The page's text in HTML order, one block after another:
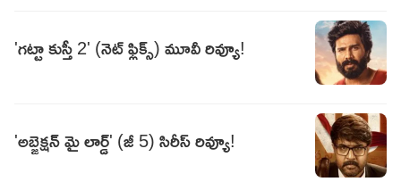
'గట్టా కుస్తీ 2' (నెట్ ఫ్లిక్స్) మూవీ రివ్యూ!
'అబ్జెక్షన్ మై లార్డ్' (జీ 5) సిరీస్ రివ్యూ!